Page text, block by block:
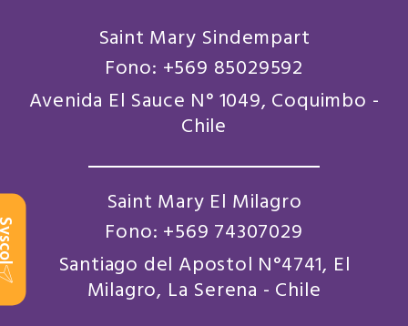
Saint Mary Sindempart
Fono: +569 85029592
Avenida El Sauce N° 1049, Coquimbo -
Chile
Saint Mary El Milagro
Fono: +569 74307029
Santiago del Apostol N°4741, El
Milagro, La Serena - Chile